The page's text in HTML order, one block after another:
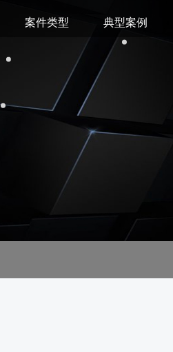
案件类型 典型案例